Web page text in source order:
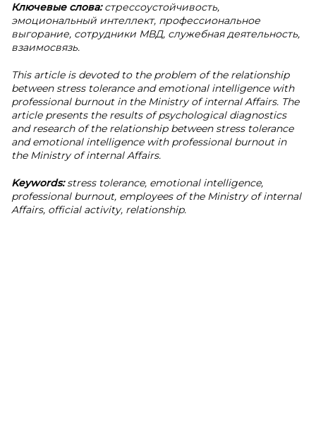
Ключевые слова:стрессоустойчивость,
эмоциональный интеллект, профессиональное
выгорание, сотрудники МВД, служебная деятельность,
взаимосвязь.
This article is devoted to the problem of the relationship
between stress tolerance and emotional intelligence with
professional burnout in the Ministry of internal Affairs. The
article presents the results of psychological diagnostics
and research of the relationship between stress tolerance
and emotional intelligence with professional burnout in
the Ministry of internal Affairs.
Keywords:stress tolerance, emotional intelligence,
professional burnout, employees of the Ministry of internal
Affairs, official activity, relationship.